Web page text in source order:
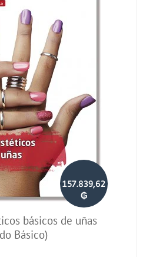
157.839,62
₲
básicos de uñas
Básico)